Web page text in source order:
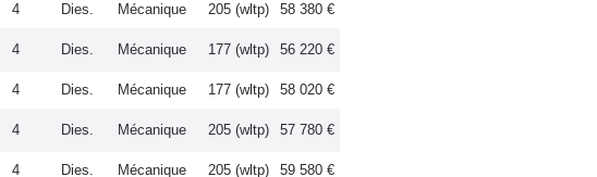
4 Dies. Mécanique 205 (wltp)
58 380 €
4 Dies. Mécanique 177 (wltp) 56 220 €
4 Dies. Mécanique 177 (wltp)
58 020 €
4 Dies. Mécanique 205 (wltp) 57 780 €
4 Dies. Mécanique 205 (wltp) 59 580 €